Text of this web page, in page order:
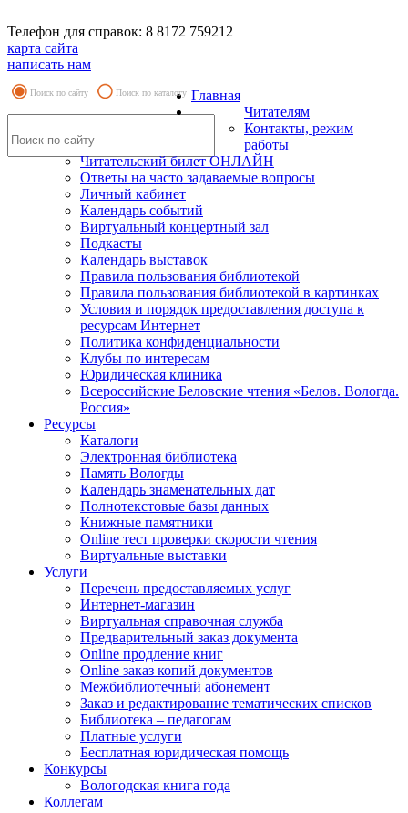
Телефон для справок: 8 8172 759212
карта сайта
написать нам
Поиск по сайту Поиск по каталогу Главная
Читателям
Контакты, режим
работы
Читательский билет ОНЛАЙН
Ответы на часто задаваемые вопросы
Личный кабинет
Календарь событий
Виртуальный концертный зал
Подкасты
Календарь выставок
Правила пользования библиотекой
Правила пользования библиотекой в картинках
Условия и порядок предоставления доступа к
ресурсам Интернет
Политика конфиденциальности
Клубы по интересам
Юридическая клиника
Всероссийские Беловские чтения «Белов. Вологда.
Россия»
Ресурсы
Каталоги
Электронная библиотека
Память Вологды
Календарь знаменательных дат
Полнотекстовые базы данных
Книжные памятники
Online тест проверки скорости чтения
Виртуальные выставки
Услуги
Перечень предоставляемых услуг
Интернет-магазин
Виртуальная справочная служба
Предварительный заказ документа
Online продление книг
Online заказ копий документов
Межбиблиотечный абонемент
Заказ и редактирование тематических списков
Библиотека – педагогам
Платные услуги
Бесплатная юридическая помощь
Конкурсы
Вологодская книга года
Коллегам